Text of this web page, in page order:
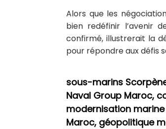
Alors que les
bien redéfinir l’avenir
confirmé, illustrerait la
pour répondre aux défis
sous-marins
Naval Group Maroc,
modernisation
Maroc, géopolitique